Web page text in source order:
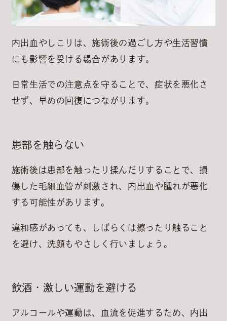
内出血やしこりは、施術後の過ごし方や生活習慣
にも影響を受ける場合があります。
日常生活での注意点を守ることで、症状を悪化さ
せず、早めの回復につながります。
患部を触らない
施術後は患部を触ったり揉んだりすることで、損
傷した毛細血管が刺激され、内出血や腫れが悪化
する可能性 があります。
違和感があっても、しばらくは擦ったり触ること
を避け、洗顔もやさしく行いましょう。
飲酒・激しい運動を避ける
アルコールや運動は、
血流を促進するため、内出